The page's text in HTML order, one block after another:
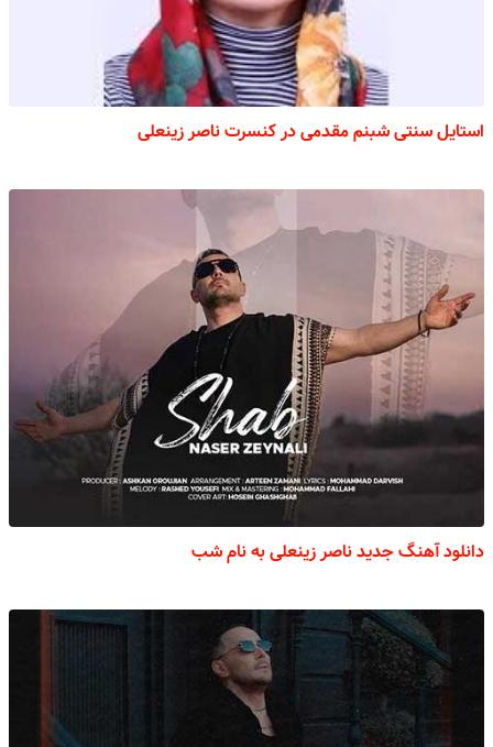
استایل سنتی شبنم مقدمی در کنسرت ناصر زینعلی
دانلود آهنگ جدید ناصر زینعلی به نام شب